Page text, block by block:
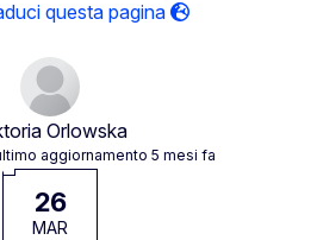
Orlowska
aggiornamento 5 mesi fa
26
MAR